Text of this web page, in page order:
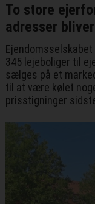
To store
adresser
345 lejeboliger til
sælges på et
til at være kølet
prisstigninger